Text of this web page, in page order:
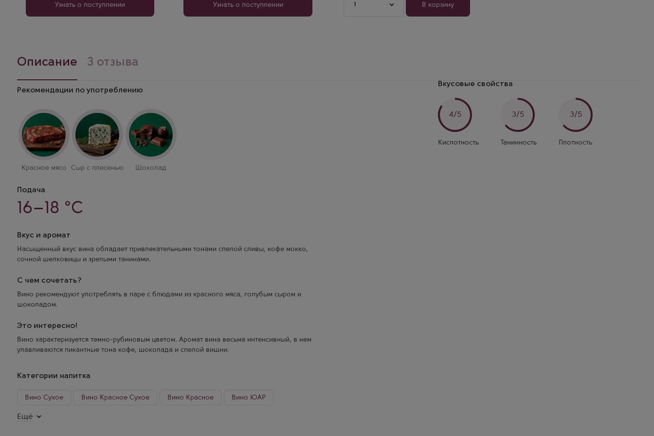
Узнать о поступлении Узнать о поступлении 1 В корзину
Описание 3 отзыва
Рекомендации по употреблению
Красное мясо Сыр с плесенью Шоколад
Подача
16–18 °C
Вкус и аромат
Насыщенный вкус вина обладает привлекательными тонами спелой сливы, кофе мокко,
сочной шелковицы и зрелыми танинами.
С чем сочетать?
Вино рекомендуют употреблять в паре с блюдами из красного мяса, голубым сыром и
шоколадом.
Это интересно!
Вино характеризуется темно-рубиновым цветом. Аромат вина весьма интенсивный, в нем
улавливаются пикантные тона кофе, шоколада и спелой вишни.
Пинотаж. Урожай для производства напитка собирают исключительно в середине февраля,
процедуре, которая называется флэш-пастеризация (flash pasteurization). Считается, что
больше цвета. Остальную часть винограда отправляют в дубовые бочки для брожения, с
Категории напитка
Вино Сухое Вино Красное Сухое Вино Красное Вино ЮАР
Вино ЮАР Сухое
Ещё
Вкусовые свойства
4/5
Кислотность
3/5
Танинность
3/5
Плотность